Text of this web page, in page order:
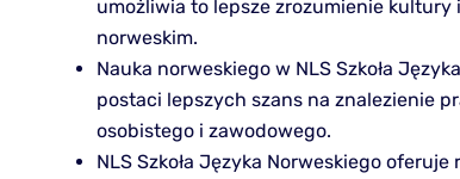
umożliwia to lepsze zrozumienie kultury
norweskim.
Nauka norweskiego w NLS Szkoła
postaci lepszych szans na znalezienie
osobistego i zawodowego.
NLS Szkoła Języka Norweskiego